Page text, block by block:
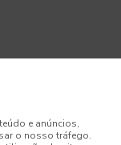
e anúncios,
o nosso tráfego.